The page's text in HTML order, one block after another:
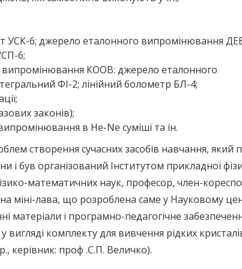
УСК-6; джерело еталонного випромінювання
6;
випромінювання КООВ: джерело еталонного
ФІ-2; лінійний болометр БЛ-4;
законів);
в He-Ne суміші та ін.
створення сучасних засобів навчання, який
і був організований Інститутом прикладної
математичних наук, професор, член-
міні-лава, що розроблена саме у Науковому
матеріали і програмно-педагогічне
комплекту для вивчення рідких
керівник: проф .С.П. Величко).